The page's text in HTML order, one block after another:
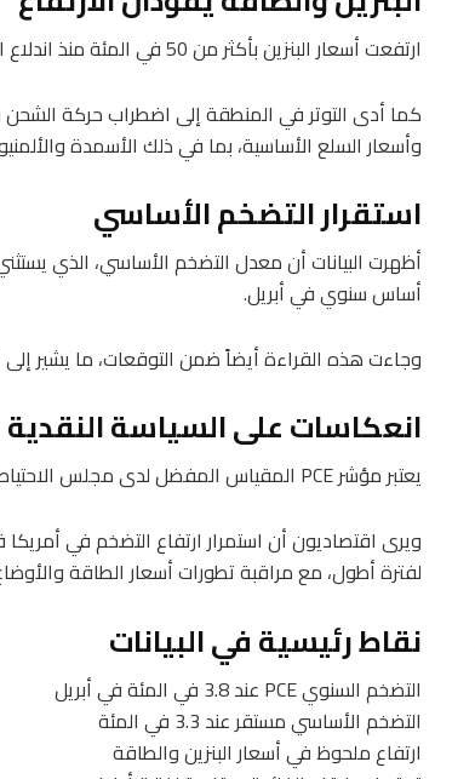
ارتفعت أسعار البنزين بأكثر من 50 في المئة منذ اندلاع الحرب في الشرق الأوسط أواخر فبراير الماضي، بحسب البيانات.
كما أدى التوتر في المنطقة إلى اضطراب حركة
وأسعار السلع الأساسية، بما في ذلك الأسمدة
استقرار التضخم الأساسي
أساس سنوي في أبريل.
وجاءت هذه القراءة أيضاً ضمن التوقعات، ما يشير
انعكاسات على السياسة النقدية
يعتبر مؤشر PCE المقياس المفضل لدى مجلس الاحتياطي الفيدرالي عند اتخاذ قرارات تتعلق بأسعار الفائدة.
ويرى اقتصاديون أن استمرار ارتفاع التضخم في أمريكا
لفترة أطول، مع مراقبة تطورات أسعار الطاقة
نقاط رئيسية في البيانات
التضخم السنوي PCE عند 3.8 في المئة في أبريل
التضخم الأساسي مستقر عند 3.3 في المئة
ارتفاع ملحوظ في أسعار البنزين والطاقة